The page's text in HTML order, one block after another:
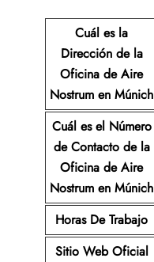
Cuál es la
Dirección de la
Oficina de Aire
Nostrum en Múnich
Cuál es el Número
de Contacto de la
Oficina de Aire
Nostrum en Múnich
Horas De Trabajo
Sitio Web Oficial